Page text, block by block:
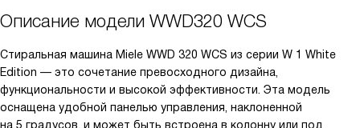
Описание модели WWD320 WCS
Стиральная машина Miele WWD 320 WCS из серии W 1 White
Edition — это сочетание превосходного дизайна,
функциональности и высокой эффективности. Эта модель
оснащена удобной панелью управления, наклоненной
на 5 градусов, и может быть встроена в колонну или под